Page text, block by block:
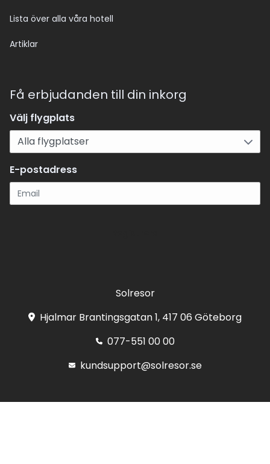
Lista över alla våra hotell
Artiklar
Få erbjudanden till din inkorg
Välj flygplats
E-postadress
Solresor
Hjalmar Brantingsgatan 1, 417 06 Göteborg
077-551 00 00
kundsupport@solresor.se